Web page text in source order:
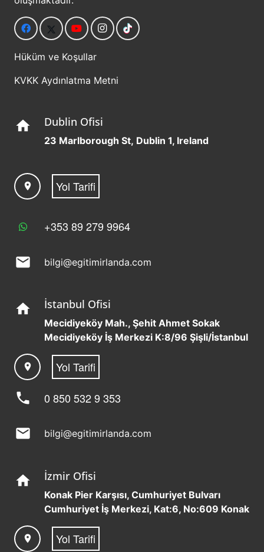
Hüküm ve Koşullar
KVKK Aydınlatma Metni
home Dublin Ofisi
23 Marlborough St, Dublin 1, Ireland
location_on Yol Tarifi
+353 89 279 9964
mail bilgi@egitimirlanda.com
home İstanbul Ofisi
Mecidiyeköy Mah., Şehit Ahmet Sokak
Mecidiyeköy İş Merkezi K:8/96 Şişli/İstanbul
location_on Yol Tarifi
phone 0 850 532 9 353
mail bilgi@egitimirlanda.com
home İzmir Ofisi
Konak Pier Karşısı, Cumhuriyet Bulvarı
Cumhuriyet İş Merkezi, Kat:6, No:609 Konak
location_on Yol Tarifi